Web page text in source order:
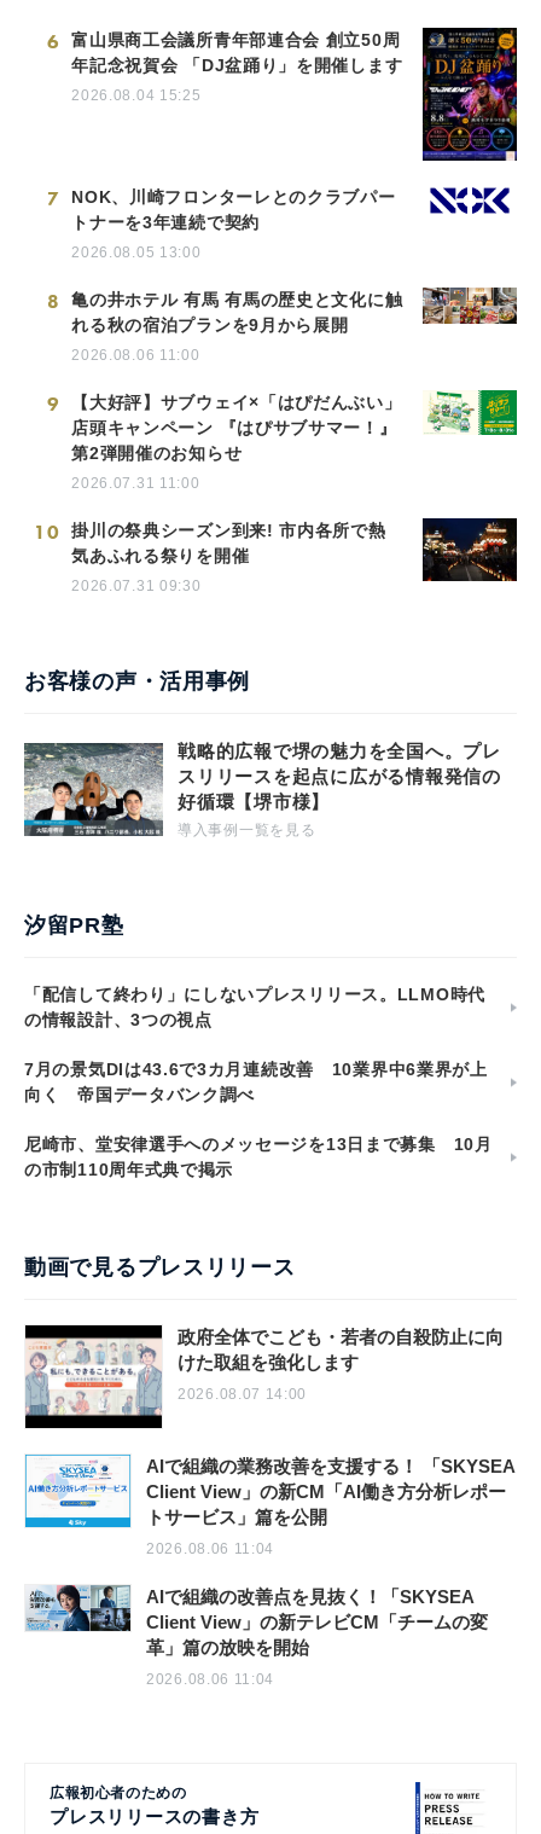
6
富山県商工会議所青年部連合会 創立50周
年記念祝賀会 「DJ盆踊り」を開催します
2026.08.04 15:25
7
NOK、川崎フロンターレとのクラブパー
トナーを3年連続で契約
2026.08.05 13:00
8
亀の井ホテル 有馬 有馬の歴史と文化に触
れる秋の宿泊プランを9月から展開
2026.08.06 11:00
9
【大好評】サブウェイ×「はぴだんぶい」
店頭キャンペーン 『はぴサブサマー！』
第2弾開催のお知らせ
2026.07.31 11:00
10
掛川の祭典シーズン到来! 市内各所で熱
気あふれる祭りを開催
2026.07.31 09:30
お客様の声・活用事例
戦略的広報で堺の魅力を全国へ。プレ
スリリースを起点に広がる情報発信の
好循環【堺市様】
導入事例一覧を見る
汐留PR塾
「配信して終わり」にしないプレスリリース。LLMO時代
の情報設計、3つの視点
7月の景気DIは43.6で3カ月連続改善 10業界中6業界が上
向く 帝国データバンク調べ
尼崎市、堂安律選手へのメッセージを13日まで募集 10月
の市制110周年式典で掲示
動画で見るプレスリリース
政府全体でこども・若者の自殺防止に向
けた取組を強化します
2026.08.07 14:00
AIで組織の業務改善を支援する！ 「SKYSEA
Client View」の新CM「AI働き方分析レポー
トサービス」篇を公開
2026.08.06 11:04
AIで組織の改善点を見抜く！「SKYSEA
Client View」の新テレビCM「チームの変
革」篇の放映を開始
2026.08.06 11:04
広報初心者のための
プレスリリースの書き方